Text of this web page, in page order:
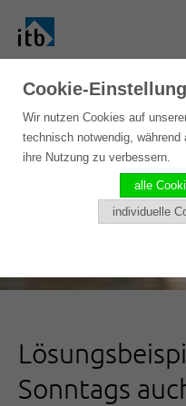
Sonntags
Cookie-
Wir nutzen Cookies auf
technisch notwendig,
ihre Nutzung zu verbessern.
alle
individuelle